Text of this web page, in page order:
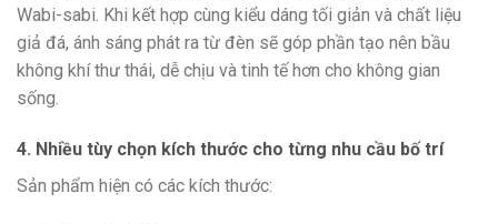
Wabi-sabi. Khi kết hợp cùng kiểu dáng tối giản và chất liệu
giả đá, ánh sáng phát ra từ đèn sẽ góp phần tạo nên bầu
không khí thư thái, dễ chịu và tinh tế hơn cho không gian
sống.
4. Nhiều tùy chọn kích thước cho từng nhu cầu bố trí
Sản phẩm hiện có các kích thước: